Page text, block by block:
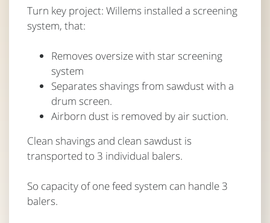
Turn key project: Willems installed a screening
system, that:
Removes oversize with star screening
system
Separates shavings from sawdust with a
drum screen.
Airborn dust is removed by air suction.
Clean shavings and clean sawdust is
transported to 3 individual balers.
So capacity of one feed system can handle 3
balers.